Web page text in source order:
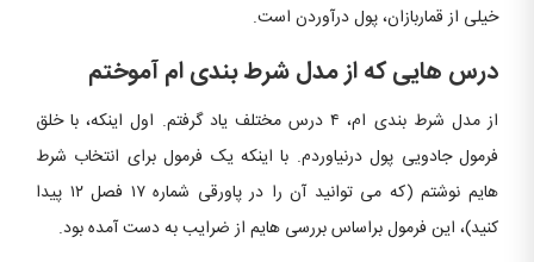
خیلی از قماربازان، پول درآوردن است.
درس هایی که از مدل شرط بندی ام آموختم
از مدل شرط بندی ام، ۴ درس مختلف یاد گرفتم. اول اینکه، با خلق
فرمول جادویی پول درنیاوردم. با اینکه یک فرمول برای انتخاب شرط
هایم نوشتم (که می توانید آن را در پاورقی شماره ۱۷ فصل ۱۲ پیدا
کنید)، این فرمول براساس بررسی هایم از ضرایب به دست آمده بود.